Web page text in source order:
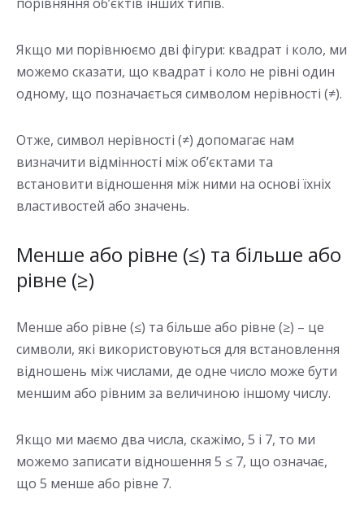
Якщо ми порівнюємо дві фігури: квадрат і коло, ми
можемо сказати, що квадрат і коло не рівні один
одному, що позначається символом нерівності (≠).
Отже, символ нерівності (≠) допомагає нам
визначити відмінності між об’єктами та
встановити відношення між ними на основі їхніх
властивостей або значень.
Менше або рівне (≤) та більше або
рівне (≥)
Менше або рівне (≤) та більше або рівне (≥) – це
символи, які використовуються для встановлення
відношень між числами, де одне число може бути
меншим або рівним за величиною іншому числу.
Якщо ми маємо два числа, скажімо, 5 і 7, то ми
можемо записати відношення 5 ≤ 7, що означає,
що 5 менше або рівне 7.